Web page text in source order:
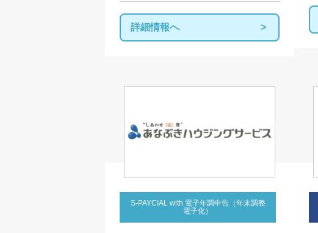
詳細情報へ
S-PAYCIAL with 電子年調申告（年末調整
電子化）